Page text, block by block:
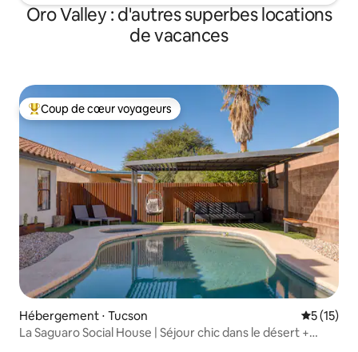
Oro Valley : d'autres superbes locations
de vacances
Coups de cœur voyageurs les plus appréciés
Coup de cœur voyageurs
Hébergement ⋅ Tucson
5 (15)
La Saguaro Social House | Séjour chic dans le désert +